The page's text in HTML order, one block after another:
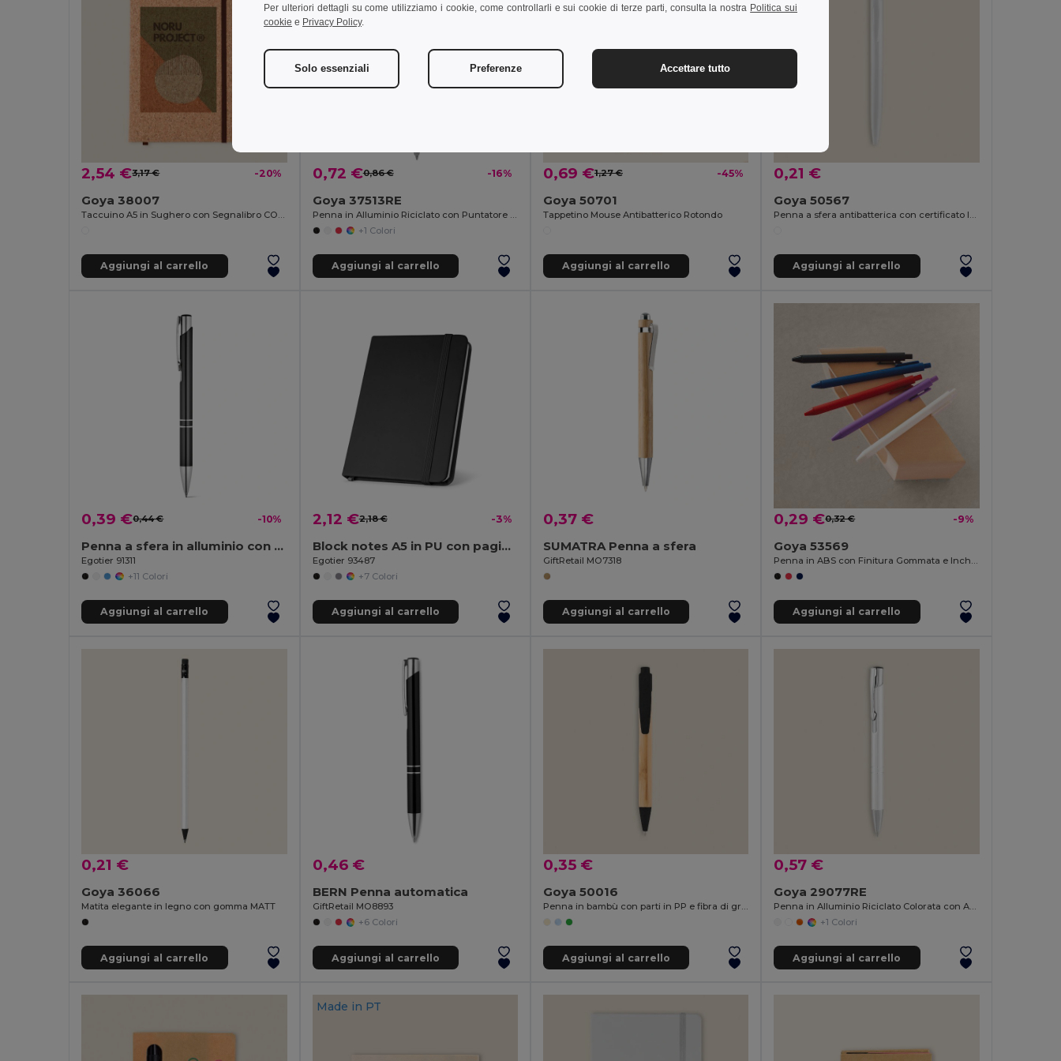
2,54 €3,17 € -20%
Goya 38007
Aggiungi al carrello
0,72 €0,86 € -16%
Goya 37513RE
+1 Colori
Aggiungi al carrello
0,69 €1,27 € -45%
Goya 50701
Tappetino Mouse Antibatterico Rotondo
Aggiungi al carrello
0,21 €
Goya 50567
Aggiungi al carrello
0,39 €0,44 € -10%
Penna a sfera in alluminio con clip
Egotier 91311
+11 Colori
Aggiungi al carrello
2,12 €2,18 € -3%
Block notes A5 in PU con pagine lisce
Egotier 93487
+7 Colori
Aggiungi al carrello
0,37 €
SUMATRA Penna a sfera
GiftRetail MO7318
Aggiungi al carrello
0,29 €0,32 € -9%
Goya 53569
Penna in ABS con Finitura Gommata e Inchiostro Blu KATOA
Aggiungi al carrello
0,21 €
Goya 36066
Matita elegante in legno con gomma MATT
Aggiungi al carrello
0,46 €
BERN Penna automatica
GiftRetail MO8893
+6 Colori
Aggiungi al carrello
0,35 €
Goya 50016
Penna in bambù con parti in PP e fibra di grano MALMO
Aggiungi al carrello
0,57 €
Goya 29077RE
Penna in Alluminio Riciclato Colorata con Anelli STRIPE
+1 Colori
Aggiungi al carrello
Made in PT
Per ulteriori dettagli su come utilizziamo i cookie, come controllarli e sui cookie di terze parti, consulta la nostra Politica sui
cookie e Privacy Policy.
Solo essenziali Preferenze Accettare tutto